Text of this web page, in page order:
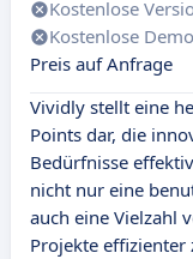
Kostenlose
Kostenlose
Preis auf Anfrage
Vividly stellt eine
Points dar, die
Bedürfnisse
nicht nur eine
auch eine Vielzahl
Projekte effizienter